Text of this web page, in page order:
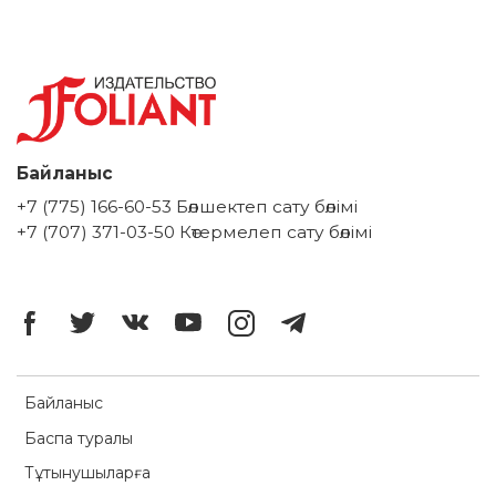
Байланыс
Баспа туралы
Тұтынушыларға
Байланыс
+7 (775) 166-60-53 Бөлшектеп сату бөлімі
+7 (707) 371-03-50 Көтермелеп сату бөлімі